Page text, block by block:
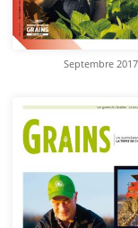
Septembre 2017